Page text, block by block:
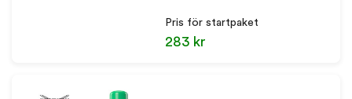
Pris för startpaket
283 kr